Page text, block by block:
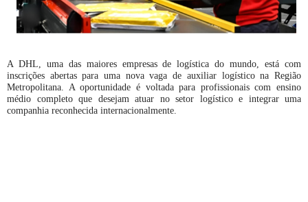
A DHL, uma das maiores empresas de logística do mundo, está com
inscrições abertas para uma nova vaga de auxiliar logístico na Região
Metropolitana. A oportunidade é voltada para profissionais com ensino
médio completo que desejam atuar no setor logístico e integrar uma
companhia reconhecida internacionalmente.